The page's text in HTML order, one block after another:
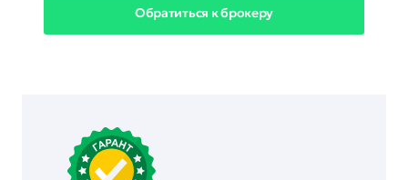
Обратиться к брокеру